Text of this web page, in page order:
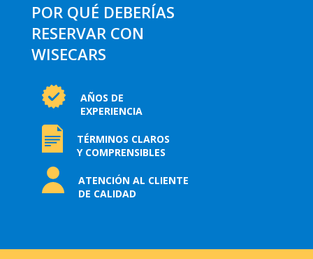
POR QUÉ DEBERÍAS
RESERVAR CON
WISECARS
AÑOS DE
EXPERIENCIA
TÉRMINOS CLAROS
Y COMPRENSIBLES
ATENCIÓN AL CLIENTE
DE CALIDAD